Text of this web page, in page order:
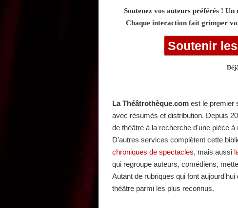
Soutenez vos auteurs préférés ! Un
Chaque interaction fait grimper
Soutenir
La Théâtrothèque.com est le premier
avec résumés et distribution. Depuis
de théâtre à la recherche d'une pièce
D'autres services complètent cette
chroniques de spectacles, mais aussi
qui regroupe auteurs, comédiens,
Autant de rubriques qui font
théâtre parmi les plus reconnus.